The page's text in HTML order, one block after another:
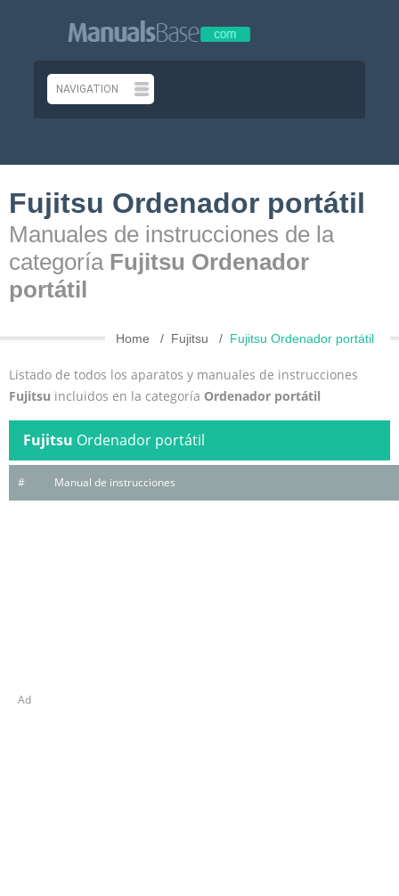
Fujitsu Ordenador portátil
Manuales de instrucciones de la
categoría Fujitsu Ordenador
portátil
Home Fujitsu Fujitsu Ordenador portátil
Listado de todos los aparatos y manuales de instrucciones
Fujitsu incluidos en la categoría Ordenador portátil
Fujitsu Ordenador portátil
# Manual de instrucciones
Ad